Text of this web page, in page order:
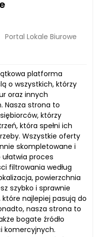
Portal Lokale Biurowe
platforma
o wszystkich, którzy
oraz innych
Nasza strona to
którzy
która spełni ich
Wszystkie oferty
skompletowane i
proces
filtrowania według
powierzchnia
szybko i sprawnie
najlepiej pasują do
nasza strona to
bogate źródło
komercyjnych.